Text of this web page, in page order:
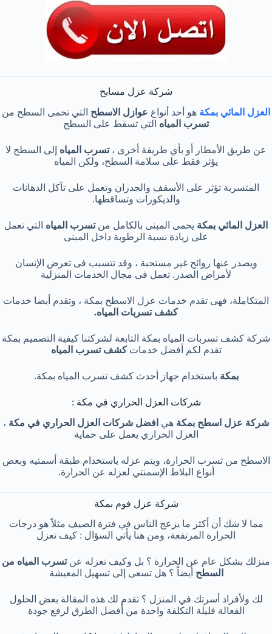
شركة عزل مسابح
العزل المائي بمكة هو أحد أنواع عوازل الاسطح التي تحمى السطح من
تسرب المياه التي تسقط على السطح
عن طريق الأمطار أو بأي طريقة أخرى ، تسرب المياه إلى السطح لا
يؤثر فقط على سلامة السطح، ولكن المياه
المتسربة تؤثر على الأسقف والجدران وتعمل على تآكل الدهانات
والديكورات وتساقطها.
العزل المائي بمكة يحمى المبنى بالكامل من تسرب المياه التي تعمل
على زيادة نسبة الرطوبة داخل المبنى
ويصدر عنها روائح غير مستحبة ، وقد تتسبب فى تعرض الإنسان
لأمراض الصدر. تعمل فى مجال الخدمات المنزلية
المتكاملة، فهى تقدم خدمات عزل الاسطح بمكة ، وتقدم أبضا خدمات
كشف تسربات المياه.
شركة كشف تسربات المياه بمكة التابعة لشركتنا كيفية التصميم بمكة
تقدم لكم أفضل خدمات كشف تسرب المياه
بمكة باستخدام جهاز أحدث كشف تسرب المياه بمكة.
شركات العزل الحراري في مكة :
شركة عزل اسطح بمكة هي افضل شركات العزل الحراري في مكة ،
العزل الحراري يعمل على حماية
الاسطح من تسرب الحرارة، ويتم عزله باستخدام طبقة أسمتيه وبعض
أنواع البلاط الإسمنتي لعزله عن الحرارة.
شركة عزل فوم بمكة
مما لا شك أن أكثر ما يزعج الناس في فترة الصيف مثلاً هو درجات
الحرارة المرتفعة، ومن هنا يأتي السؤال : كيف تعزل
منزلك بشكل عام عن الحرارة ؟ بل وكيف تعزله عنتسرب المياه من
السطح أيضاً ؟ هل تسعى إلى تسهيل المعيشة
لك ولأفراد أسرتك في المنزل ؟ تقدم لك هذه المقالة بعض الحلول
الفعالة قليلة التكلفة واحدة من أفضل الطرق لرفع جودة